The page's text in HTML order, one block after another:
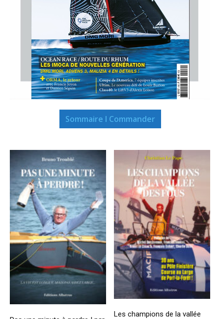
Sommaire I Commander
Les champions de la vallée